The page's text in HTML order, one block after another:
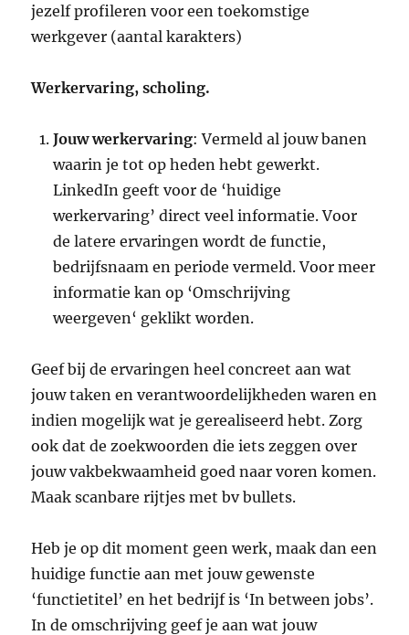
jezelf profileren voor een toekomstige
werkgever (aantal karakters)
Werkervaring, scholing.
Jouw werkervaring: Vermeld al jouw banen
waarin je tot op heden hebt gewerkt.
LinkedIn geeft voor de ‘huidige
werkervaring’ direct veel informatie. Voor
de latere ervaringen wordt de functie,
bedrijfsnaam en periode vermeld. Voor meer
informatie kan op ‘Omschrijving
weergeven‘ geklikt worden.
Geef bij de ervaringen heel concreet aan wat
jouw taken en verantwoordelijkheden waren en
indien mogelijk wat je gerealiseerd hebt. Zorg
ook dat de zoekwoorden die iets zeggen over
jouw vakbekwaamheid goed naar voren komen.
Maak scanbare rijtjes met bv bullets.
Heb je op dit moment geen werk, maak dan een
huidige functie aan met jouw gewenste
‘functietitel’ en het bedrijf is ‘In between jobs’.
In de omschrijving geef je aan wat jouw